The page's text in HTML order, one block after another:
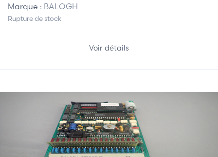
Marque : BALOGH
Rupture de stock
Voir détails